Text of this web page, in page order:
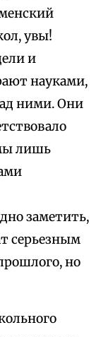
увы!
и
науками,
ними. Они
лишь
заметить,
серьезным
но